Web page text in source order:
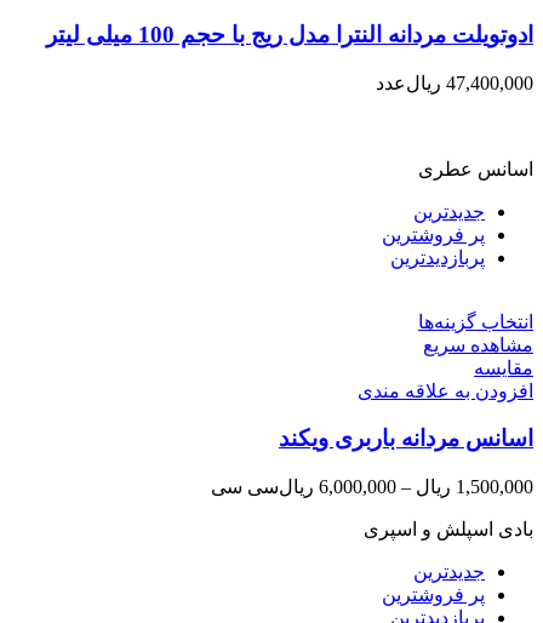
ادوتویلت مردانه النترا مدل ریج با حجم 100 میلی لیتر
47,400,000 ریالعدد
اسانس عطری
جدیدترین
پر فروشترین
پربازدیدترین
انتخاب گزینه‌ها
مشاهده سریع
مقایسه
افزودن به علاقه مندی
اسانس مردانه باربری ویکند
1,500,000 ریال –
6,000,000 ریالسی سی
بادی اسپلش و اسپری
جدیدترین
پر فروشترین
پربازدیدترین